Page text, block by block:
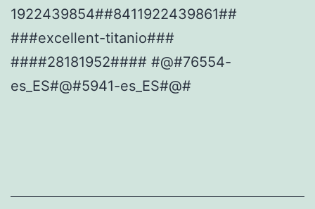
1922439854##8411922439861##
###excellent-titanio###
####28181952#### #@#76554-
es_ES#@#5941-es_ES#@#